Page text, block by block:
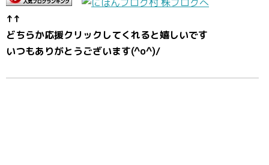
↑↑
どちらか応援クリックしてくれると嬉しいです
いつもありがとうございます(^o^)/